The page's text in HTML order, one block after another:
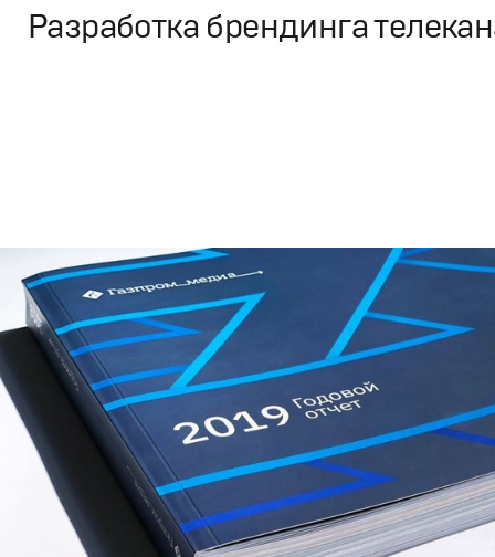
Разработка брендинга
Дизайн
Графический дизайн,Моушн-дизайн